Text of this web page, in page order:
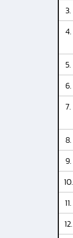
3.
4.
5.
6.
7.
8.
9.
10.
11.
12.